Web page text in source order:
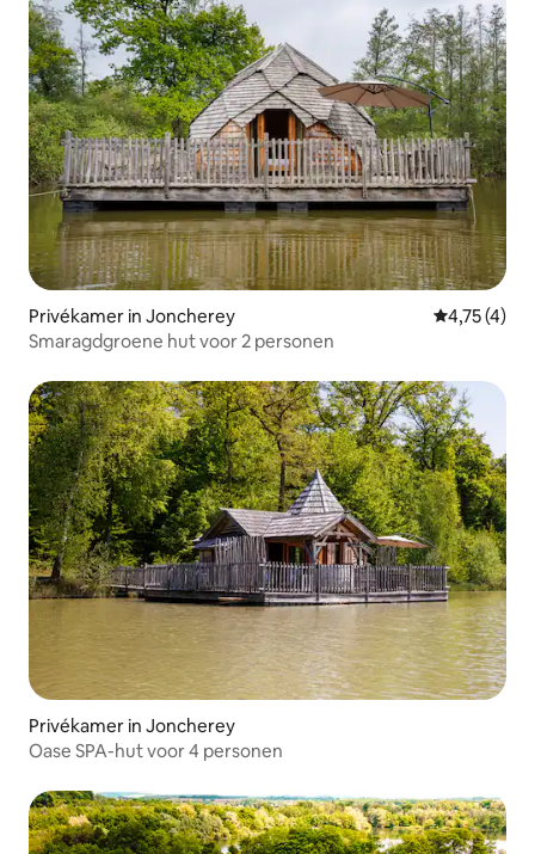
Privékamer in Joncherey
4,75 (4)
Smaragdgroene hut voor 2 personen
Privékamer in Joncherey
Oase SPA-hut voor 4 personen